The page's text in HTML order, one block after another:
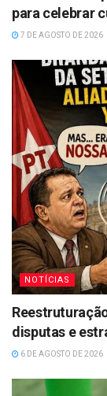
para celebrar
7 DE AGOSTO DE 2026
NOTÍCIAS
disputas e
6 DE AGOSTO DE 2026